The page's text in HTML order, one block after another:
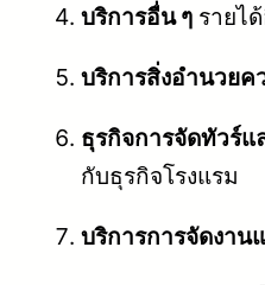
บริการอื่น ๆ รายไ
บริการสิ่งอำนวยค
ธุรกิจการจัดทัวร์แ
กับธุรกิจโรงแรม
บริการการจัดงาน